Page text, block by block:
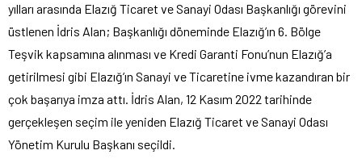
yılları arasında Elazığ Ticaret ve Sanayi Odası Başkanlığı görevini
üstlenen İdris Alan; Başkanlığı döneminde Elazığ’ın 6. Bölge
Teşvik kapsamına alınması ve Kredi Garanti Fonu’nun Elazığ’a
getirilmesi gibi Elazığ’ın Sanayi ve Ticaretine ivme kazandıran bir
çok başarıya imza attı. İdris Alan, 12 Kasım 2022 tarihinde
gerçekleşen seçim ile yeniden Elazığ Ticaret ve Sanayi Odası
Yönetim Kurulu Başkanı seçildi.